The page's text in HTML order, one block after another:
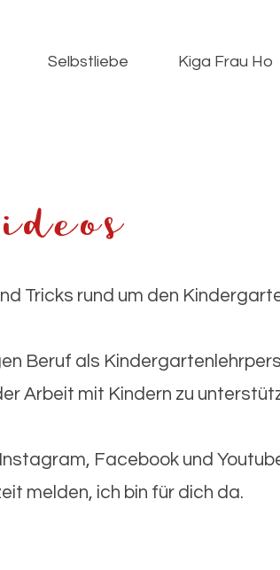
Selbstliebe Kiga Frau Ho
Tricks rund um den
Beruf als
Arbeit mit Kindern zu
Facebook und
melden, ich bin für dich da.